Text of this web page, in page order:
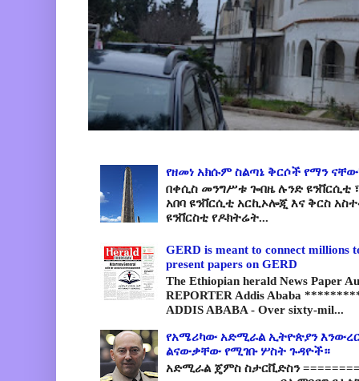
የዘመነ አክሱም ስልጣኔ ቅርሶች የማን
በቀሲስ መንግሥቱ ጐበዜ ሉንድ ዩንቨርሲቲ
አበባ ዩንቨርሲቲ አርኪኦሎጂ እና ቅርስ
ዩንቨርስቲ የዶክትሬት...
GERD is meant to connect millions
present papers on GERD
The Ethiopian herald News Paper
REPORTER Addis Ababa
ADDIS ABABA - Over sixty-mil...
የአሜሪካው አድሚራል ኢትዮጵያን
ልናውቃቸው የሚገቡ ሦስት ጉዳዮች።
አድሚራል ጄምስ ስታርቪድስን